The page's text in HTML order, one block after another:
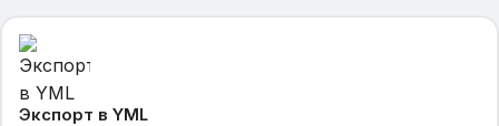
Экспорт в YML